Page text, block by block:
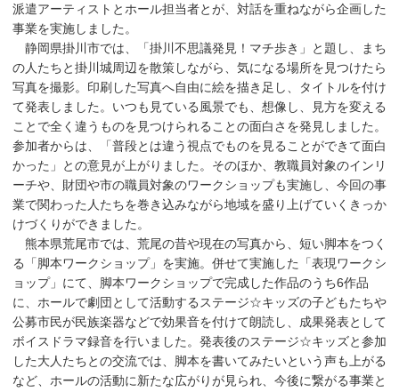
派遣アーティストとホール担当者とが、対話を重ねながら企画した
事業を実施しました。
静岡県掛川市では、「掛川不思議発見！マチ歩き」と題し、まち
の人たちと掛川城周辺を散策しながら、気になる場所を見つけたら
写真を撮影。印刷した写真へ自由に絵を描き足し、タイトルを付け
て発表しました。いつも見ている風景でも、想像し、見方を変える
ことで全く違うものを見つけられることの面白さを発見しました。
参加者からは、「普段とは違う視点でものを見ることができて面白
かった」との意見が上がりました。そのほか、教職員対象のインリ
ーチや、財団や市の職員対象のワークショップも実施し、今回の事
業で関わった人たちを巻き込みながら地域を盛り上げていくきっか
けづくりができました。
熊本県荒尾市では、荒尾の昔や現在の写真から、短い脚本をつく
る「脚本ワークショップ」を実施。併せて実施した「表現ワークシ
ョップ」にて、脚本ワークショップで完成した作品のうち6作品
に、ホールで劇団として活動するステージ☆キッズの子どもたちや
公募市民が民族楽器などで効果音を付けて朗読し、成果発表として
ボイスドラマ録音を行いました。発表後のステージ☆キッズと参加
した大人たちとの交流では、脚本を書いてみたいという声も上がる
など、ホールの活動に新たな広がりが見られ、今後に繋がる事業と